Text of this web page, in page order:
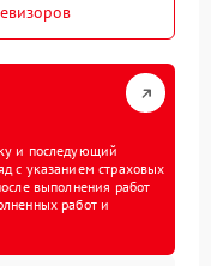
и последующий
с указанием страховых
выполнения работ
работ и